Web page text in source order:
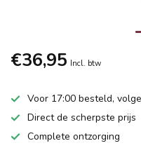
€36,95 Incl. btw
Voor 17:00 besteld,
Direct de scherpste prijs
Complete ontzorging